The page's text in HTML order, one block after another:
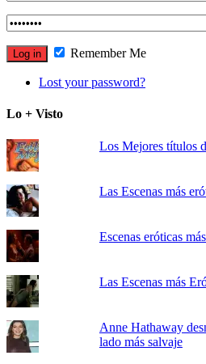
Remember Me
Lost your password?
Lo + Visto
Los Mejores títulos
Las Escenas más
Escenas eróticas
Las Escenas más
Anne Hathaway
lado más salvaje